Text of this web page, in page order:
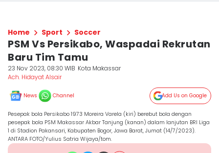
Home Sport Soccer
PSM Vs Persikabo, Waspadai Rekrutan
Baru Tim Tamu
23 Nov 2023, 08:30 WIB Kota Makassar
Ach. Hidayat Alsair
News Channel Add Us on Google
Pesepak bola Persikabo 1973 Moreira Varela (kiri) berebut bola dengan
pesepak bola PSM Makassar Akbar Tanjung (kanan) dalam lanjutan BRI Liga
1 di Stadion Pakansari, Kabupaten Bogor, Jawa Barat, Jumat (14/7/2023).
ANTARA FOTO/Yulius Satria Wijaya/tom.